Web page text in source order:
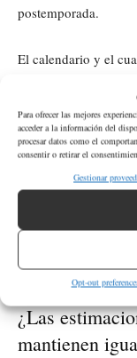
Para ofrecer las mejores
acceder a la información del
procesar datos como el
consentir o retirar el
Gestionar
Opt-out
postemporada.
El calendario y el
¿Qué significa
favoritos
Significa que, según
Seattle es el equipo
Super Bowl LX
¿Las
mantienen